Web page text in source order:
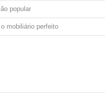
popular
mobiliário perfeito